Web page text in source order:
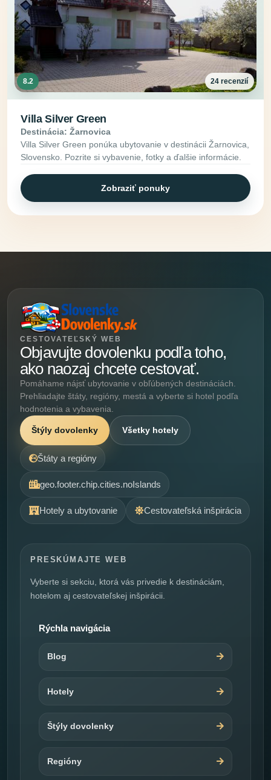
8.2 24 recenzií
Villa Silver Green
Destinácia: Žarnovica
Villa Silver Green ponúka ubytovanie v destinácii Žarnovica,
Slovensko. Pozrite si vybavenie, fotky a ďalšie informácie.
Zobraziť ponuky
CESTOVATEĽSKÝ WEB
Objavujte dovolenku podľa toho,
ako naozaj chcete cestovať.
Pomáhame nájsť ubytovanie v obľúbených destináciách.
Prehliadajte štáty, regióny, mestá a vyberte si hotel podľa
hodnotenia a vybavenia.
Štýly dovolenky Všetky hotely
Štáty a regióny
geo.footer.chip.cities.noIslands
Hotely a ubytovanie Cestovateľská inšpirácia
PRESKÚMAJTE WEB
Vyberte si sekciu, ktorá vás privedie k destináciám,
hotelom aj cestovateľskej inšpirácii.
Rýchla navigácia
Blog
Hotely
Štýly dovolenky
Regióny